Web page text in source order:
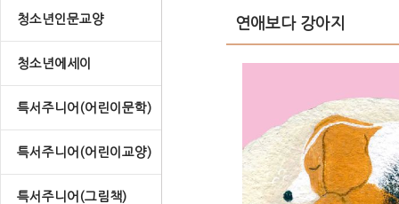
청소년인문교양
청소년에세이
특서주니어(어린이문학)
특서주니어(어린이교양)
특서주니어(그림책)
연애보다 강아지